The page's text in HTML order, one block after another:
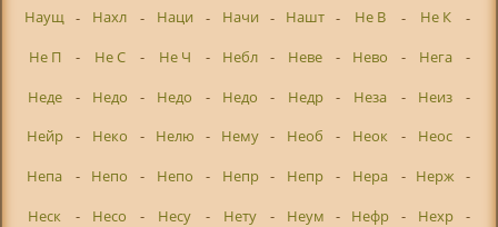
Наущ - Нахл - Наци - Начи - Нашт - Не В - Не К
-
Не П
- Не С - Не Ч - Небл - Неве - Нево - Нега
-
Неде
- Недо - Недо - Недо - Недр - Неза - Неиз
-
Нейр
- Неко - Нелю - Нему - Необ - Неок - Неос
-
Непа
- Непо - Непо - Непр - Непр - Нера - Нерж -
Неск
- Несо - Несу - Нету - Неум - Нефр - Нехр
-